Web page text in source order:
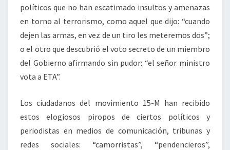
políticos que no han escatimado insultos y amenazas
en torno al terrorismo, como aquel que dijo: “cuando
dejen las armas, en vez de un tiro les meteremos dos”;
o el otro que descubrió el voto secreto de un miembro
del Gobierno afirmando sin pudor: “el señor ministro
vota a ETA”.
Los ciudadanos del movimiento 15-M han recibido
estos elogiosos piropos de ciertos políticos y
periodistas en medios de comunicación, tribunas y
redes sociales: “camorristas”, “pendencieros”,